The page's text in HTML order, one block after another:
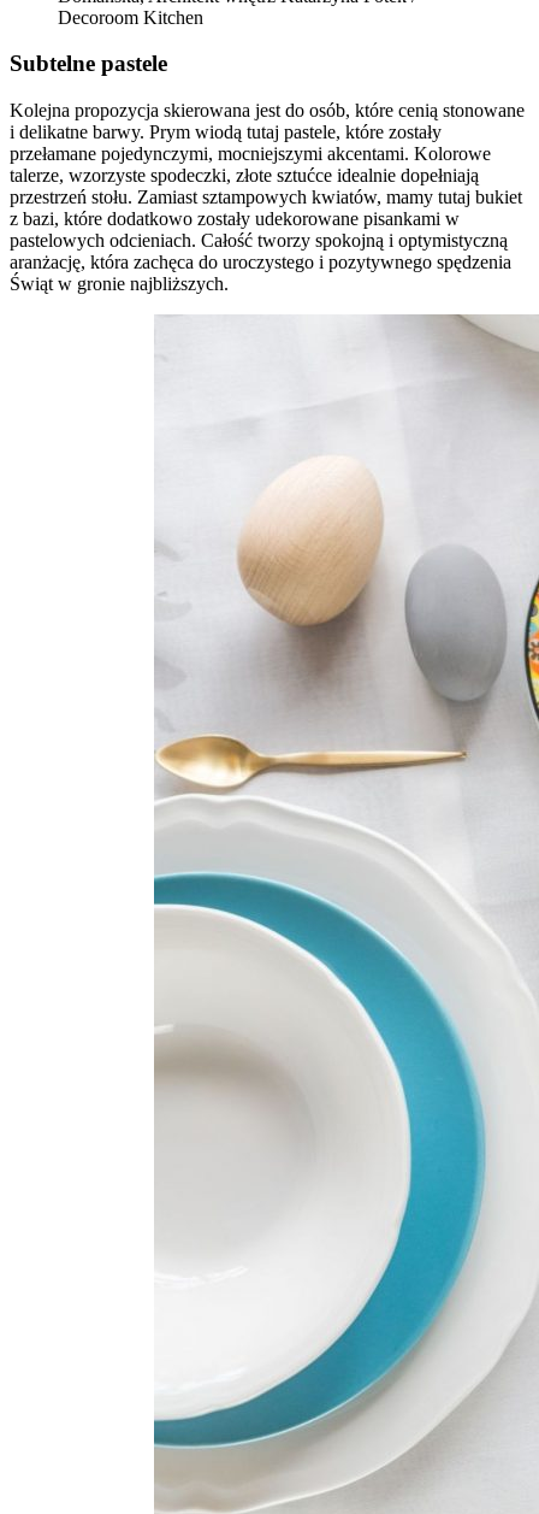
Decoroom Kitchen
Subtelne pastele
Kolejna propozycja skierowana jest do osób, które cenią stonowane
i delikatne barwy. Prym wiodą tutaj pastele, które zostały
przełamane pojedynczymi, mocniejszymi akcentami. Kolorowe
talerze, wzorzyste spodeczki, złote sztućce idealnie dopełniają
przestrzeń stołu. Zamiast sztampowych kwiatów, mamy tutaj bukiet
z bazi, które dodatkowo zostały udekorowane pisankami w
pastelowych odcieniach. Całość tworzy spokojną i optymistyczną
aranżację, która zachęca do uroczystego i pozytywnego spędzenia
Świąt w gronie najbliższych.